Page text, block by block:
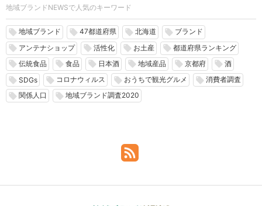
地域ブランドNEWSで人気のキーワード
local_offer 地域ブランド local_offer 47都道府県 local_offer 北海道 local_offer ブランド
local_offer アンテナショップ local_offer 活性化 local_offer お土産 local_offer 都道府県ランキング
local_offer 伝統食品 local_offer 食品 local_offer 日本酒 local_offer 地域産品 local_offer 京都府 local_offer 酒
local_offer SDGs local_offer コロナウィルス local_offer おうちで観光グルメ local_offer 消費者調査
local_offer 関係人口 local_offer 地域ブランド調査2020